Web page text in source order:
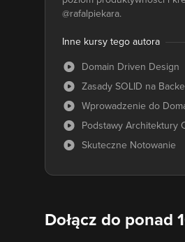
@rafalpiekara.
Inne kursy tego autora
Domain Driven Design
Zasady SOLID na
Wprowadzenie do
Podstawy Architektury
Skuteczne Notowanie
Dołącz do ponad